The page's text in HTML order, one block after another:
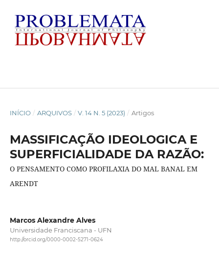
INÍCIO / ARQUIVOS / V. 14 N. 5 (2023) / Artigos
MASSIFICAÇÃO IDEOLOGICA E
SUPERFICIALIDADE DA RAZÃO:
O PENSAMENTO COMO PROFILAXIA DO MAL BANAL EM
ARENDT
Marcos Alexandre Alves
Universidade Franciscana - UFN
http://orcid.org/0000-0002-5271-0624